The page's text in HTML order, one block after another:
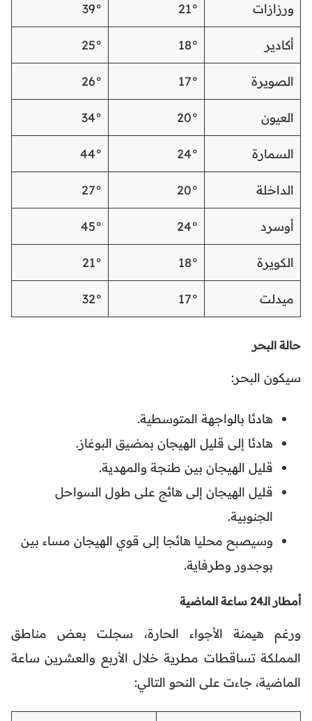
ورزازات 21°
39°
أكادير 18°
25°
الصويرة 17°
26°
العيون 20°
34°
السمارة 24°
44°
الداخلة 20°
27°
أوسرد 24°
45°
الكويرة 18°
21°
ميدلت 17°
32°
حالة البحر
سيكون البحر:
هادئا بالواجهة المتوسطية.
هادئا إلى قليل الهيجان بمضيق البوغاز.
قليل الهيجان بين طنجة والمهدية.
قليل الهيجان إلى هائج على طول السواحل
الجنوبية.
وسيصبح محليا هائجا إلى قوي الهيجان مساء بين
بوجدور وطرفاية.
أمطار الـ24 ساعة الماضية
ورغم هيمنة الأجواء الحارة، سجلت بعض مناطق
المملكة تساقطات مطرية خلال الأربع والعشرين ساعة
الماضية، جاءت على النحو التالي: